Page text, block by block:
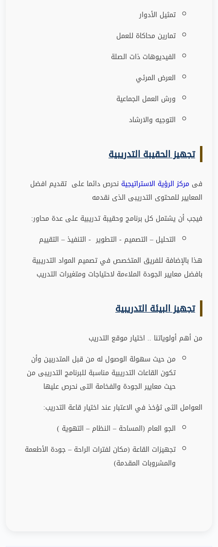
تمثيل الأدوار
تمارين محاكاة للعمل
الفيديوهات ذات الصلة
العرض المرئي
ورش العمل الجماعية
التوجيه والارشاد
تجهيز الحقيبة التدريبية
فى مركز الرؤية الاستراتيجية نحرص دائما على تقديم افضل
المعايير للمحتوى التدريبى الذى نقدمه
فيجب أن يشتمل كل برنامج وحقيبة تدريبية على عدة محاور:
التحليل – التصميم - التطوير - التنفيذ – التقييم
هذا بالإضافة للفريق المتخصص في تصميم المواد التدريبية
بافضل معايير الجودة الملاءمة لاحتياجات ومتغيرات التدريب
تجهيز البيئة التدريبية
من أهم أولوياتنا .. اختيار موقع التدريب
من حيث سهولة الوصول له من قبل المتدربين وأن
تكون القاعات التدريبية مناسبة للبرنامج التدريبى من
حيث معايير الجودة والفخامة التى نحرص عليها
العوامل الثى ثؤخذ في الاعتبار عند اختيار قاعة التدريب:
الجو العام (المساحة – النظام – التهوية )
تجهيزات القاعة (مكان لفترات الراحة –جودة الأطعمة
والمشروبات المقدمة)